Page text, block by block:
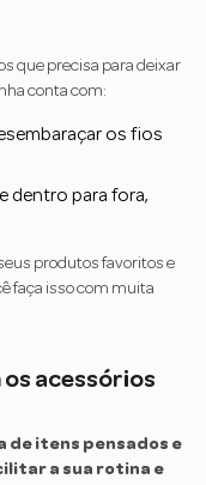
que precisa para deixar
conta com:
os fios
dentro para fora,
produtos favoritos e
faça isso com muita
os acessórios
de itens pensados e
a sua rotina e